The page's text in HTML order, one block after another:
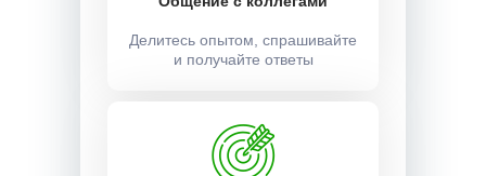
Делитесь опытом, спрашивайте
и получайте ответы